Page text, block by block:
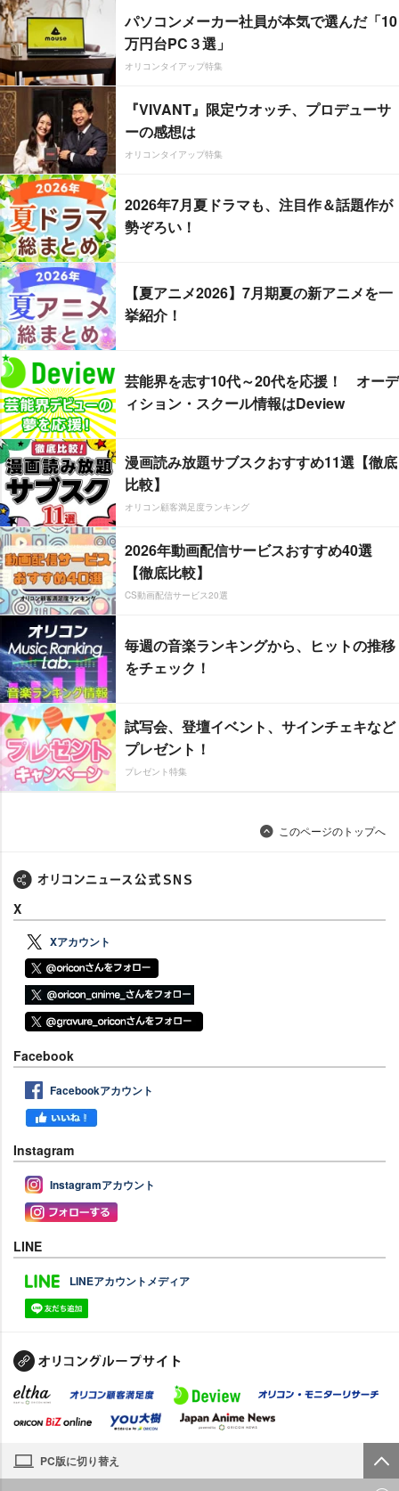
パソコンメーカー社員が本気で選んだ「10
万円台PC３選」
オリコンタイアップ特集
『VIVANT』限定ウオッチ、プロデューサ
ーの感想は
オリコンタイアップ特集
2026年7月夏ドラマも、注目作＆話題作が
勢ぞろい！
【夏アニメ2026】7月期夏の新アニメを一
挙紹介！
芸能界を志す10代～20代を応援！ オーデ
ィション・スクール情報はDeview
漫画読み放題サブスクおすすめ11選【徹底
比較】
オリコン顧客満足度ランキング
2026年動画配信サービスおすすめ40選
【徹底比較】
CS動画配信サービス20選
毎週の音楽ランキングから、ヒットの推移
をチェック！
試写会、登壇イベント、サインチェキなど
プレゼント！
プレゼント特集
このページのトップへ
X
Xアカウント
Facebook
Facebookアカウント
Instagram
Instagramアカウント
LINE
LINEアカウントメディア
PC版に切り替え